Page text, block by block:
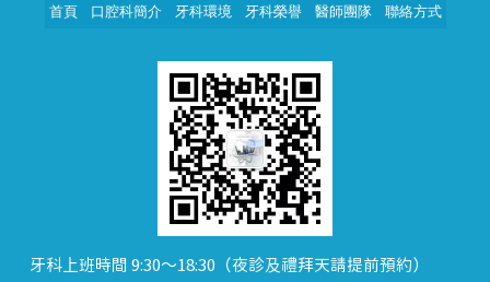
首頁 口腔科簡介 牙科環境 牙科榮譽 醫師團隊 聯絡方式
牙科上班時間 9:30～18:30（夜診及禮拜天請提前預約）